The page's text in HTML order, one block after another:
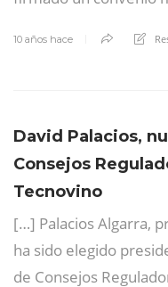
10 años hace
David Palacios,
Consejos
Tecnovino
[…] Palacios Algarra,
ha sido elegido
de Consejos